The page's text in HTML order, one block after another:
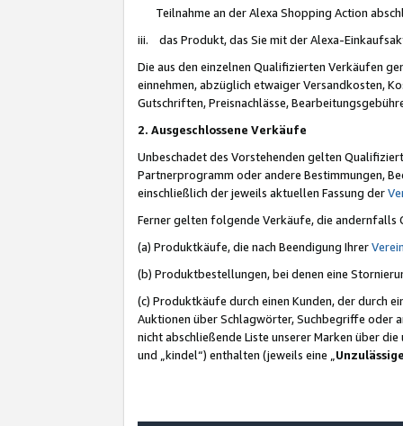
Teilnahme an der Alexa Shopping Action
iii. das Produkt, das Sie mit der Alexa-
Die aus den einzelnen Qualifizierten Verkäufen
einnehmen, abzüglich etwaiger Versandkosten,
Gutschriften, Preisnachlässe,
2. Ausgeschlossene Verkäufe
Unbeschadet des Vorstehenden gelten
Partnerprogramm oder andere Bestimmungen,
einschließlich der jeweils aktuellen Fassung der
Ferner gelten folgende Verkäufe, die andernfalls
(a) Produktkäufe, die nach Beendigung Ihrer
(b) Produktbestellungen, bei denen eine
(c) Produktkäufe durch einen Kunden, der durch
Auktionen über Schlagwörter, Suchbegriffe oder
nicht abschließende Liste unserer Marken über
und „kindel“) enthalten (jeweils eine „